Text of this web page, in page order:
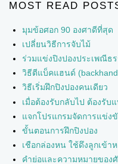
MOST READ
มุมข้อศอก 90 องศาดีที่สุด
เปลี่ยนวิธีการจับไม้
ร่วมแข่งปิงปองประเพณีธ
วิธีตีแบ็คแฮนด์
วิธีเริ่มฝึกปิงปองคนเดียว
เมื่อต้องรับกลับไป ต้องรับ
แจกโปรแกรมจัดการแข่ง
ขั้นตอนการฝึกปิงปอง
เชือกล่องหน ใช้ดึงลูกเข้า
คำย่อและความหมายของ